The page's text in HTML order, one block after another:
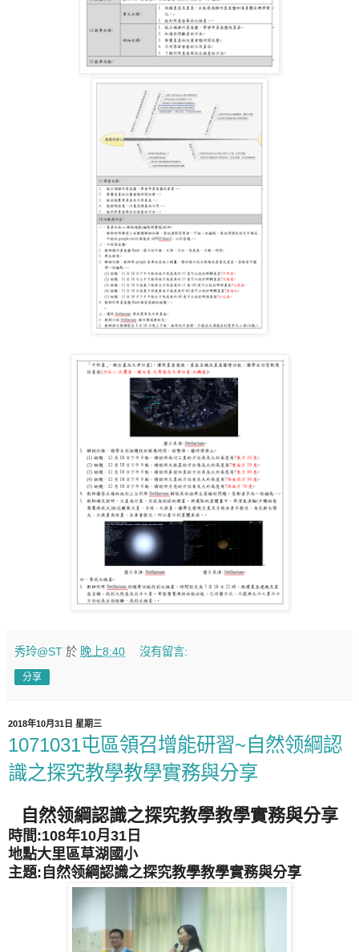
秀玲@ST 於 晚上8:40 沒有留言:
分享
2018年10月31日 星期三
1071031屯區領召增能研習~自然领綱認
識之探究教學教學實務與分享
自然领綱認識之探究教學教學實務與分享
時間:108年10月31日
地點大里區草湖國小
主題: 自然领綱認識之探究教學教學實務與分享